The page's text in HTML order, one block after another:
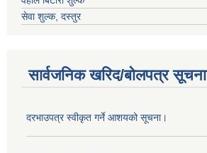
सेवा शुल्क, दस्तुर
सार्वजनिक खरिद/बोलपत्र सूचना
दरभाउपत्र स्वीकृत गर्ने आशयको सूचना।